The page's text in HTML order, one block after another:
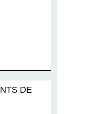
DE